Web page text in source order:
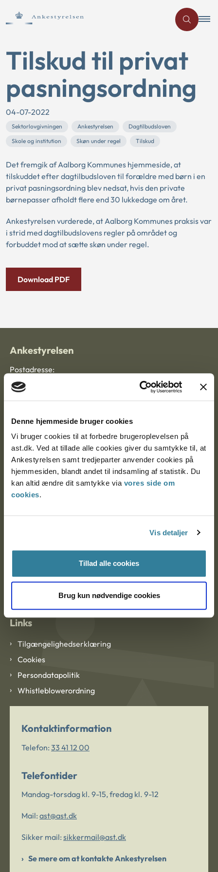
Denne hjemmeside bruger cookies
Vi bruger cookies til at forbedre brugeroplevelsen på
ast.dk. Ved at tillade alle cookies giver du samtykke til, at
Ankestyrelsen samt tredjeparter anvender cookies på
hjemmesiden, blandt andet til indsamling af statistik. Du
kan altid ændre dit samtykke via vores side om
cookies.
Vis detaljer
Tillad alle cookies
Brug kun nødvendige cookies
Tilskud til privat
pasningsordning
04-07-2022
Sektorlovgivningen Ankestyrelsen
Dagtilbudsloven
Skole og institution
Skøn under regel Tilskud
Det fremgik af Aalborg Kommunes hjemmeside, at
tilskuddet efter dagtilbudsloven til forældre med børn i en
privat pasningsordning blev nedsat, hvis den private
børnepasser afholdt flere end 30 lukkedage om året.
Ankestyrelsen vurderede, at Aalborg Kommunes praksis var
i strid med dagtilbudslovens regler på området og
forbuddet mod at sætte skøn under regel.
Download PDF
Ankestyrelsen
Postadresse:
Nytorv 7, 2. sal
9000 Aalborg
Ankestyrelsen Aalborg
Ankestyrelsen København
CVR: 1007 4002
Om Ankestyrelsen
Blanketter og kontaktformularer
Links
Tilgængelighedserklæring
Cookies
Persondatapolitik
Whistleblowerordning
Kontaktinformation
Telefon: 33 41 12 00
Telefontider
Mandag-torsdag kl. 9-15, fredag kl. 9-12
Mail: ast@ast.dk
Sikker mail: sikkermail@ast.dk
Se mere om at kontakte Ankestyrelsen